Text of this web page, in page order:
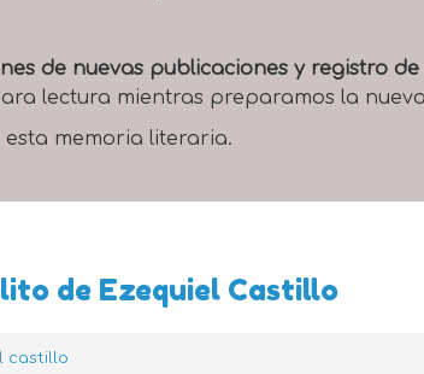
de nuevas publicaciones y registro
lectura mientras preparamos la
memoria literaria.
de Ezequiel Castillo
castillo